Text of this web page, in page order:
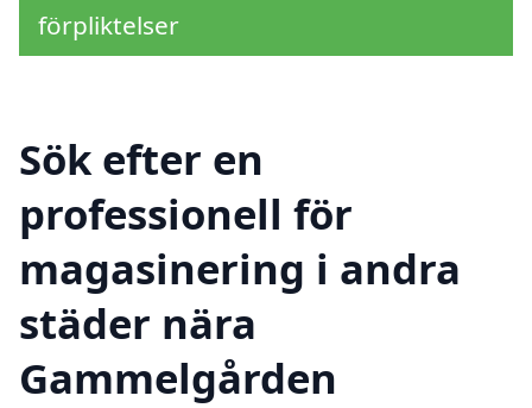
förpliktelser
Sök efter en
professionell för
magasinering i andra
städer nära
Gammelgården